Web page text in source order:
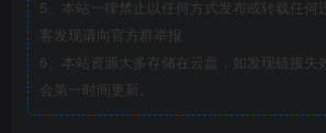
5、本站一律禁止以任何方式发布或转载任何
客发现请向官方群举报
6、本站资源大多存储在云盘，如发现链接失
会第一时间更新。